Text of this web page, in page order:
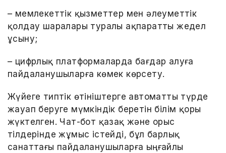
– мемлекеттік қызметтер мен әлеуметтік
қолдау шаралары туралы ақпаратты жедел
ұсыну;
– цифрлық платформаларда бағдар алуға
пайдаланушыларға көмек көрсету.
Жүйеге типтік өтініштерге автоматты түрде
жауап беруге мүмкіндік беретін білім қоры
жүктелген. Чат-бот қазақ және орыс
тілдерінде жұмыс істейді, бұл барлық
санаттағы пайдаланушыларға ыңғайлы